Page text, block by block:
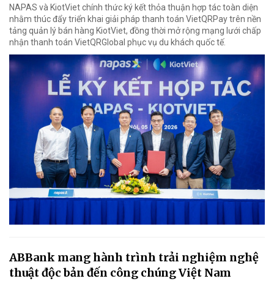
NAPAS và KiotViet chính thức ký kết thỏa thuận hợp tác toàn diện
nhằm thúc đẩy triển khai giải pháp thanh toán VietQRPay trên nền
tảng quản lý bán hàng KiotViet, đồng thời mở rộng mạng lưới chấp
nhận thanh toán VietQRGlobal phục vụ du khách quốc tế.
ABBank mang hành trình trải nghiệm nghệ
thuật độc bản đến công chúng Việt Nam